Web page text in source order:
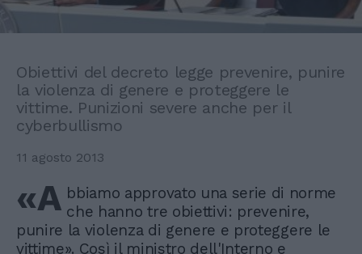
Obiettivi del decreto legge prevenire, punire
la violenza di genere e proteggere le
vittime. Punizioni severe anche per il
cyberbullismo
11 agosto 2013
«A bbiamo approvato una serie di norme
che hanno tre obiettivi: prevenire,
punire la violenza di genere e proteggere le
vittime». Così il ministro dell'Interno e